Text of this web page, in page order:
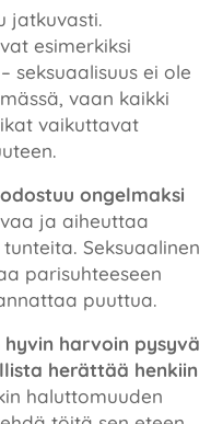
jatkuvasti.
esimerkiksi
seksuaalisuus ei ole
vaan kaikki
vaikuttavat
ongelmaksi
ja aiheuttaa
Seksuaalinen
parisuhteeseen
puuttua.
harvoin pysyvä
herättää henkiin
haluttomuuden